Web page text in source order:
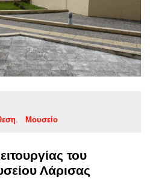
Μουσείο
του
Λάρισας